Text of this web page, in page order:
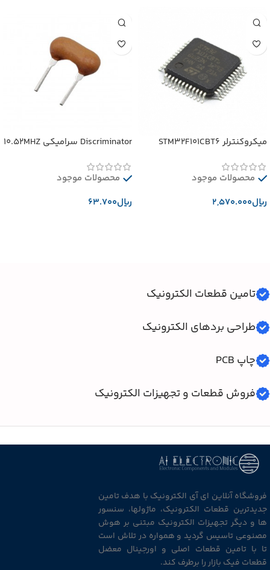
میکروکنترلر STM32F101CBT6
محصولات موجود
﷼
Discriminator سرامیکی 10.52MHZ
محصولات موجود
﷼
تامین قطعات الکترونیک
طراحی بردهای الکترونیک
چاپ PCB
فروش قطعات و تجهیزات الکترونیک
فروشگاه آنلاین ای آی الکترونیک با هدف تامین
جدیدترین قطعات الکترونیک، ماژولها، سنسور
ها و دیگر تجهیزات الکترونیک مبتنی بر هوش
مصنوعی تاسیس گردید و همواره در تلاش است
تا با تامین قطعات اصلی و اورجینال معضل
قطعات فیک بازار را برطرف کند.